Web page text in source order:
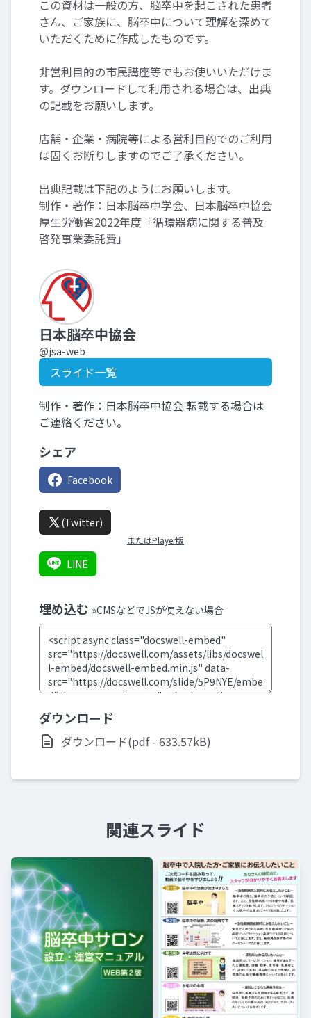
この資材は一般の方、脳卒中を起こされた患者
さん、ご家族に、脳卒中について理解を深めて
いただくために作成したものです。
非営利目的の市民講座等でもお使いいただけま
す。ダウンロードして利用される場合は、出典
の記載をお願いします。
店舗・企業・病院等による営利目的でのご利用
は固くお断りしますのでご了承ください。
出典記載は下記のようにお願いします。
制作・著作：日本脳卒中学会、日本脳卒中協会
厚生労働省2022年度「循環器病に関する普及
啓発事業委託費」
日本脳卒中協会
@jsa-web
スライド一覧
制作・著作：日本脳卒中協会 転載する場合は
ご連絡ください。
シェア
Facebook
(Twitter)
またはPlayer版
LINE
埋め込む »CMSなどでJSが使えない場合
ダウンロード
ダウンロード(pdf - 633.57kB)
関連スライド